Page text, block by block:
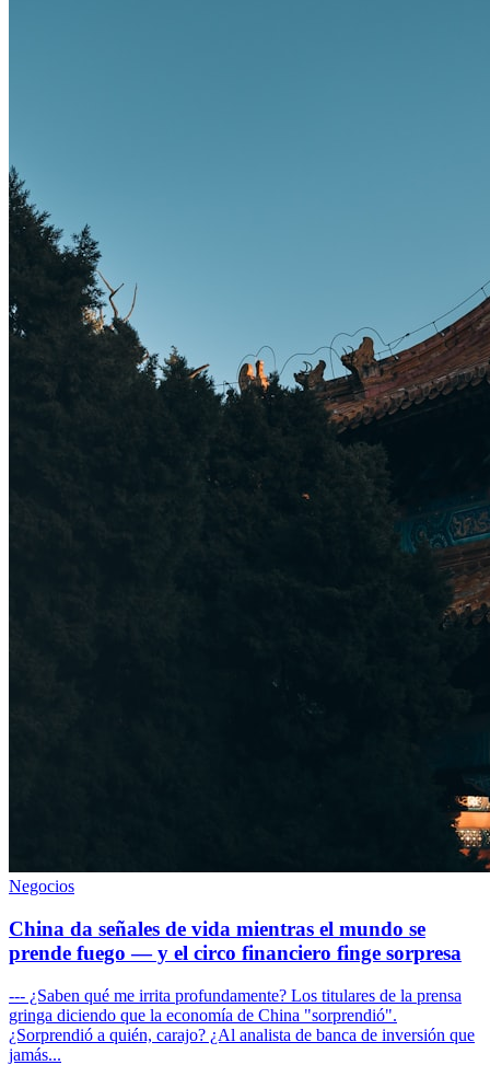
Negocios
China da señales de vida mientras el mundo se
prende fuego — y el circo financiero finge sorpresa
--- ¿Saben qué me irrita profundamente? Los titulares de la prensa
gringa diciendo que la economía de China "sorprendió".
¿Sorprendió a quién, carajo? ¿Al analista de banca de inversión que
jamás...